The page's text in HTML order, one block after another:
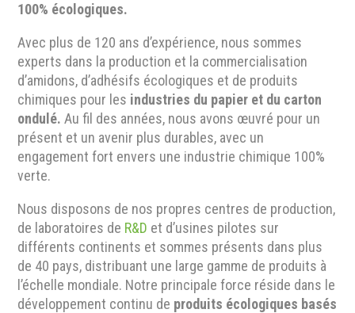
100% écologiques.
Avec plus de 120 ans d’expérience, nous sommes
experts dans la production et la commercialisation
d’amidons, d’adhésifs écologiques et de produits
chimiques pour les industries du papier et du carton
ondulé. Au fil des années, nous avons œuvré pour un
présent et un avenir plus durables, avec un
engagement fort envers une industrie chimique 100%
verte.
Nous disposons de nos propres centres de production,
de laboratoires de R&D et d’usines pilotes sur
différents continents et sommes présents dans plus
de 40 pays, distribuant une large gamme de produits à
l’échelle mondiale. Notre principale force réside dans le
développement continu de produits écologiques basés